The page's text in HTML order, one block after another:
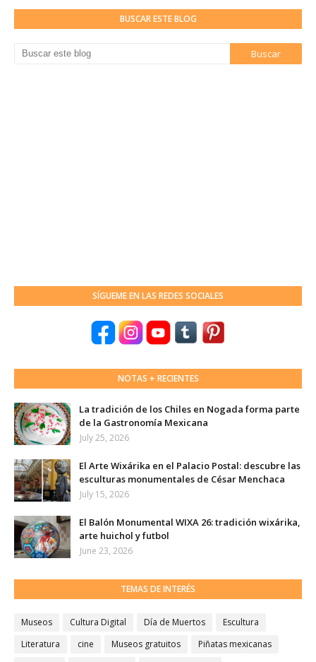
BUSCAR ESTE BLOG
SÍGUEME EN LAS REDES SOCIALES
NOTAS + RECIENTES
La tradición de los Chiles en Nogada forma parte
de la Gastronomía Mexicana
July 25, 2026
El Arte Wixárika en el Palacio Postal: descubre las
esculturas monumentales de César Menchaca
July 15, 2026
El Balón Monumental WIXA 26: tradición wixárika,
arte huichol y futbol
June 23, 2026
TEMAS DE INTERÉS
Museos Cultura Digital Día de Muertos
Escultura
Literatura
cine Museos gratuitos
Piñatas mexicanas